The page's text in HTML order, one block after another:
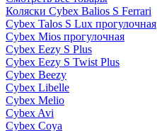
Коляски Cybex Balios S Ferrari
Cybex Talos S Lux прогулочная
Cybex Mios прогулочная
Cybex Eezy S Plus
Cybex Eezy S Twist Plus
Cybex Beezy
Cybex Libelle
Cybex Melio
Cybex Avi
Cybex Coya